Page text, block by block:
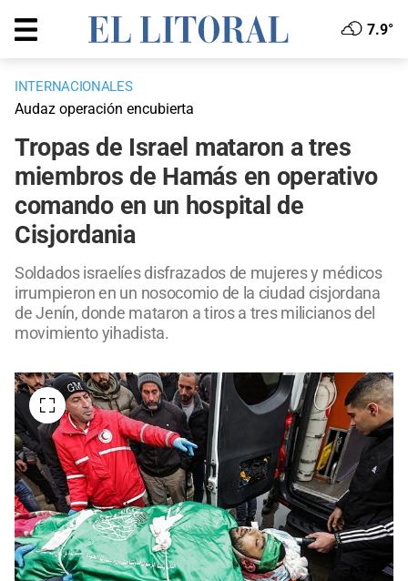
7.9°
INTERNACIONALES
Audaz operación encubierta
Tropas de Israel mataron a tres
miembros de Hamás en operativo
comando en un hospital de
Cisjordania
Soldados israelíes disfrazados de mujeres y médicos
irrumpieron en un nosocomio de la ciudad cisjordana
de Jenín, donde mataron a tiros a tres milicianos del
movimiento yihadista.